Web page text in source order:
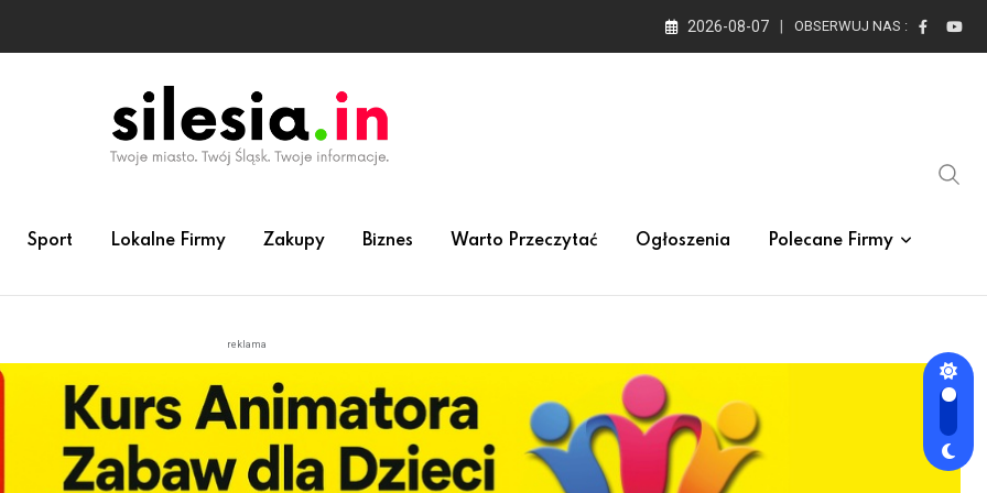
2026-08-07 OBSERWUJ NAS :
Sport Lokalne Firmy Zakupy Biznes Warto Przeczytać Ogłoszenia Polecane Firmy
reklama